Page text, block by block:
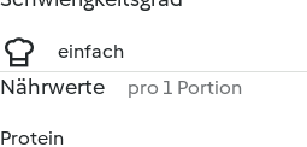
einfach
Nährwerte pro 1 Portion
Protein